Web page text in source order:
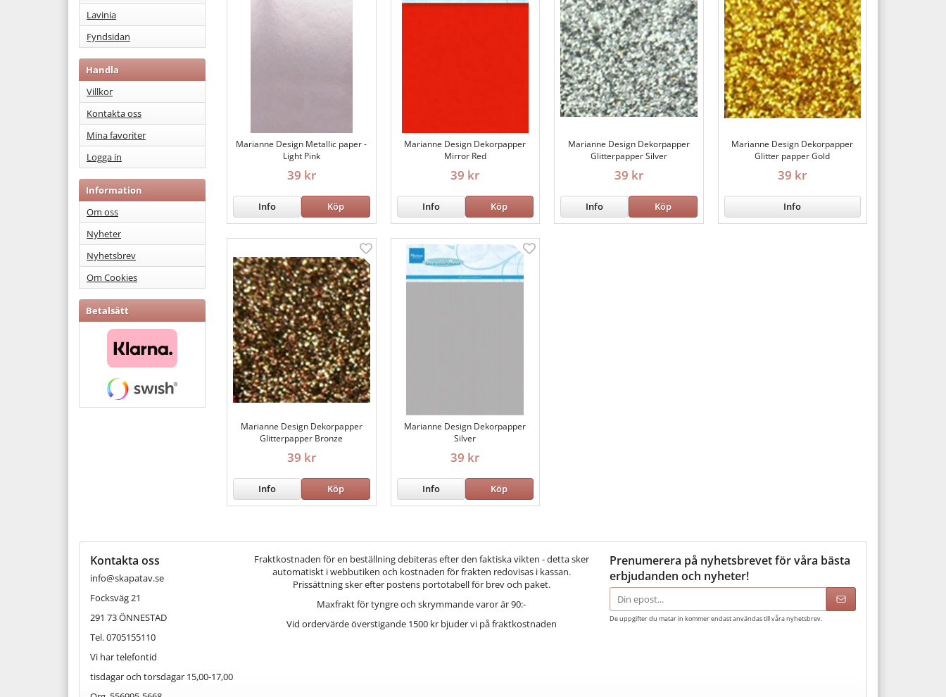
Lavinia
Fyndsidan
Handla
Villkor
Kontakta oss
Mina favoriter
Logga in
Information
Om oss
Nyheter
Nyhetsbrev
Om Cookies
Betalsätt
Marianne Design Metallic paper -
Light Pink
39 kr
Info Köp
Marianne Design Dekorpapper
Mirror Red
39 kr
Info Köp
Marianne Design Dekorpapper
Glitterpapper Silver
39 kr
Info Köp
Marianne Design Dekorpapper
Glitter papper Gold
39 kr
Info
Marianne Design Dekorpapper
Glitterpapper Bronze
39 kr
Info Köp
Marianne Design Dekorpapper
Silver
39 kr
Info Köp
Kontakta oss
info@skapatav.se
Focksväg 21
291 73 ÖNNESTAD
Tel. 0705155110
Vi har telefontid
tisdagar och torsdagar 15,00-17,00
Fraktkostnaden för en beställning debiteras efter den faktiska vikten - detta sker
automatiskt i webbutiken och kostnaden för frakten redovisas i kassan.
Prissättning sker efter postens portotabell för brev och paket.
Maxfrakt för tyngre och skrymmande varor är 90:-
Vid ordervärde överstigande 1500 kr bjuder vi på fraktkostnaden
Prenumerera på nyhetsbrevet för våra bästa
erbjudanden och nyheter!
E-
postadress
De uppgifter du matar in kommer endast användas till våra nyhetsbrev.